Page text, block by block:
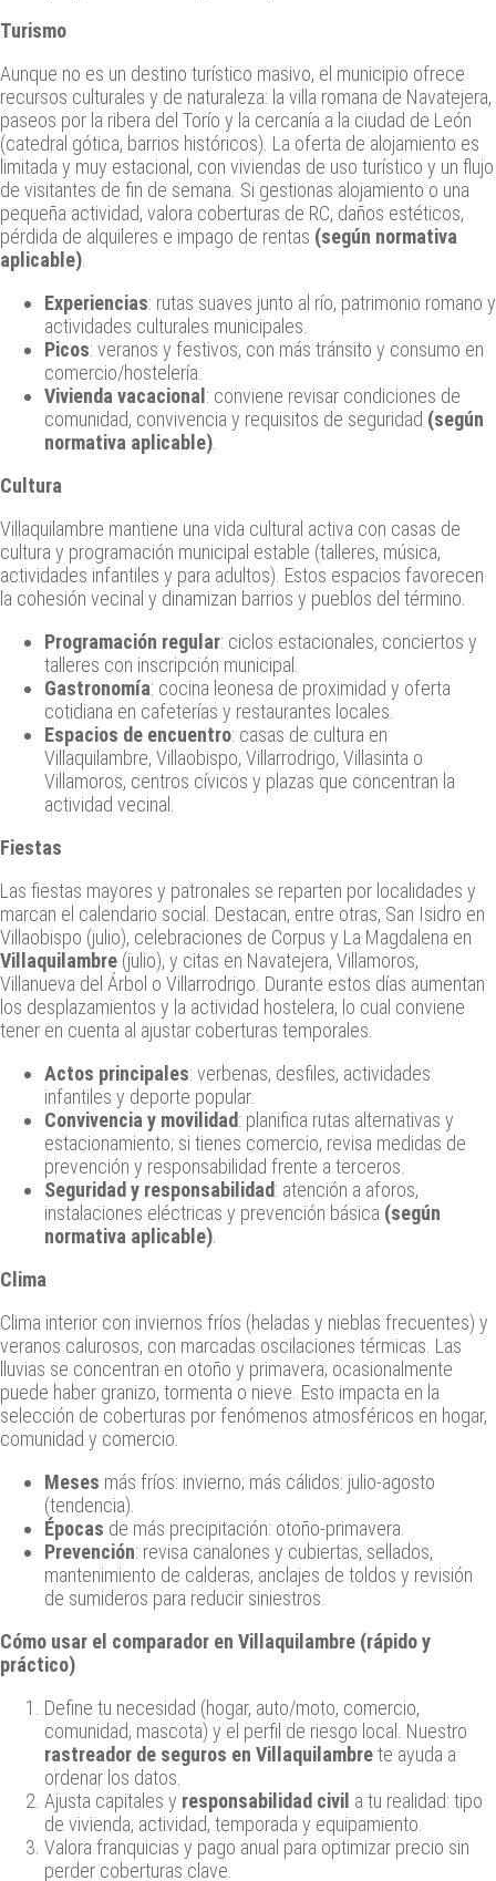
Turismo
Aunque no es un destino turístico masivo, el municipio ofrece
recursos culturales y de naturaleza: la villa romana de Navatejera,
paseos por la ribera del Torío y la cercanía a la ciudad de León
(catedral gótica, barrios históricos). La oferta de alojamiento es
limitada y muy estacional, con viviendas de uso turístico y un flujo
de visitantes de fin de semana. Si gestionas alojamiento o una
pequeña actividad, valora coberturas de RC, daños estéticos,
pérdida de alquileres e impago de rentas (según normativa
aplicable)
Experiencias: rutas suaves junto al río, patrimonio romano y
actividades culturales municipales.
Picos: veranos y festivos, con más tránsito y consumo en
comercio/hostelería.
Vivienda vacacional : conviene revisar condiciones de
comunidad, convivencia y requisitos de seguridad (según
normativa aplicable)
Cultura
Villaquilambre mantiene una vida cultural activa con casas de
cultura y programación municipal estable (talleres, música,
actividades infantiles y para adultos). Estos espacios favorecen
la cohesión vecinal y dinamizan barrios y pueblos del término.
Programación regular: ciclos estacionales, conciertos y
talleres con inscripción municipal.
Gastronomía: cocina leonesa de proximidad y oferta
cotidiana en cafeterías y restaurantes locales.
Espacios de encuentro: casas de cultura en
Villaquilambre, Villaobispo, Villarrodrigo, Villasinta o
Villamoros, centros cívicos y plazas que concentran la
actividad vecinal.
Fiestas
Las fiestas mayores y patronales se reparten por localidades y
marcan el calendario social. Destacan, entre otras, San Isidro en
Villaobispo (julio), celebraciones de Corpus y La Magdalena en
Villaquilambre (julio), y citas en Navatejera, Villamoros,
Villanueva del Árbol o Villarrodrigo. Durante estos días aumentan
los desplazamientos y la actividad hostelera, lo cual conviene
tener en cuenta al ajustar coberturas temporales.
Actos principales: verbenas, desfiles, actividades
infantiles y deporte popular.
Convivencia y movilidad: planifica rutas alternativas y
estacionamiento; si tienes comercio, revisa medidas de
prevención y responsabilidad frente a terceros.
Seguridad y responsabilidad: atención a aforos,
instalaciones eléctricas y prevención básica (según
normativa aplicable)
Clima
Clima interior con inviernos fríos (heladas y nieblas frecuentes) y
veranos calurosos, con marcadas oscilaciones térmicas. Las
lluvias se concentran en otoño y primavera; ocasionalmente
puede haber granizo, tormenta o nieve. Esto impacta en la
selección de coberturas por fenómenos atmosféricos en hogar,
comunidad y comercio.
Meses más fríos: invierno; más cálidos: julio-agosto
(tendencia).
Épocas de más precipitación: otoño-primavera.
Prevención: revisa canalones y cubiertas, sellados,
mantenimiento de calderas, anclajes de toldos y revisión
de sumideros para reducir siniestros.
Cómo usar el comparador en Villaquilambre (rápido y
práctico)
Define tu necesidad (hogar, auto/moto, comercio,
comunidad, mascota) y el perfil de riesgo local. Nuestro
rastreador de seguros en Villaquilambrete ayuda a
ordenar los datos.
Ajusta capitales y responsabilidad civil a tu realidad: tipo
de vivienda, actividad, temporada y equipamiento.
Valora franquicias y pago anual para optimizar precio sin
perder coberturas clave.